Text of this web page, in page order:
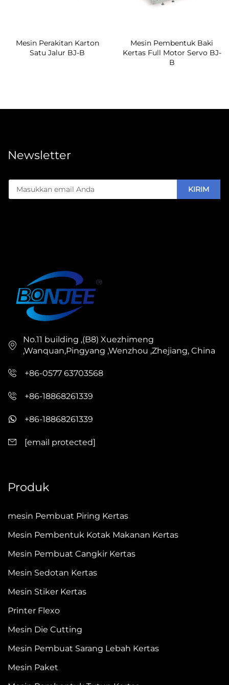
Mesin Perakitan Karton
Satu Jalur BJ-B
Mesin Pembentuk Baki
Kertas Full Motor Servo BJ-
B
Newsletter
KIRIM
No.11 building ,(B8) Xuezhimeng
,Wanquan,Pingyang ,Wenzhou ,Zhejiang, China
+86-0577 63703568
+86-18868261339
+86-18868261339
[email protected]
Produk
mesin Pembuat Piring Kertas
Mesin Pembentuk Kotak Makanan Kertas
Mesin Pembuat Cangkir Kertas
Mesin Sedotan Kertas
Mesin Stiker Kertas
Printer Flexo
Mesin Die Cutting
Mesin Pembuat Sarang Lebah Kertas
Mesin Paket